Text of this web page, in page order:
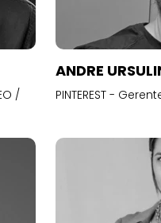
/
ANDRE
PINTEREST -